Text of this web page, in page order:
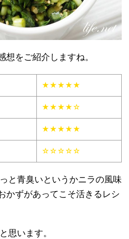
想をご紹介しますね。
★★★★★
★★★★☆
★★★★★
☆☆☆☆☆
と青臭いというかニラの風味
かずがあってこそ活きるレシ
思います。